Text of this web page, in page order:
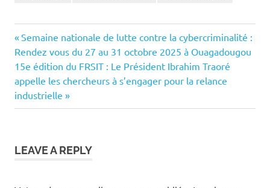
Navigation
de
l’article
Previous
Post:
Semaine nationale de lutte contre la cybercriminalité :
Rendez vous du 27 au 31 octobre 2025 à Ouagadougou
Next
Post:
15e édition du FRSIT : Le Président Ibrahim Traoré
appelle les chercheurs à s’engager pour la relance
industrielle
LEAVE A REPLY